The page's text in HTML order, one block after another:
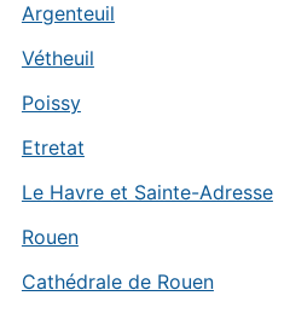
Argenteuil
Vétheuil
Poissy
Etretat
Le Havre et Sainte-Adresse
Rouen
Cathédrale de Rouen